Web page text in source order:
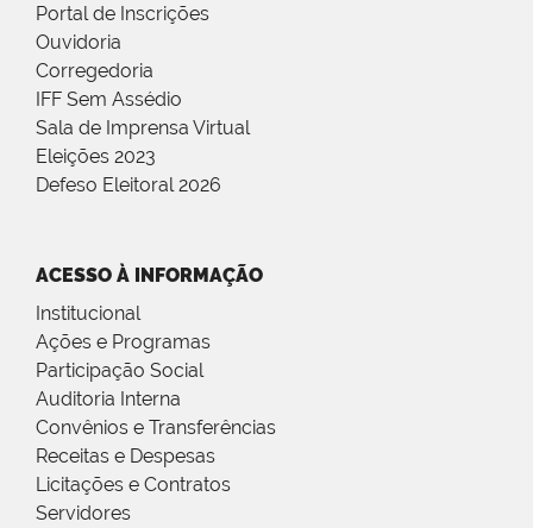
Portal de Inscrições
Ouvidoria
Corregedoria
IFF Sem Assédio
Sala de Imprensa Virtual
Eleições 2023
Defeso Eleitoral 2026
ACESSO À INFORMAÇÃO
Institucional
Ações e Programas
Participação Social
Auditoria Interna
Convênios e Transferências
Receitas e Despesas
Licitações e Contratos
Servidores